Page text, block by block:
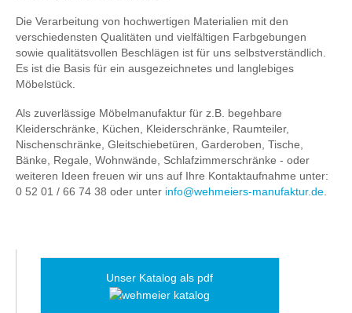
Die Verarbeitung von hochwertigen Materialien mit den
verschiedensten Qualitäten und vielfältigen Farbgebungen
sowie qualitätsvollen Beschlägen ist für uns selbstverständlich.
Es ist die Basis für ein ausgezeichnetes und langlebiges
Möbelstück.
Als zuverlässige Möbelmanufaktur für z.B. begehbare
Kleiderschränke, Küchen, Kleiderschränke, Raumteiler,
Nischenschränke, Gleitschiebetüren, Garderoben, Tische,
Bänke, Regale, Wohnwände, Schlafzimmerschränke - oder
weiteren Ideen freuen wir uns auf Ihre Kontaktaufnahme unter:
0 52 01 / 66 74 38 oder unter info@wehmeiers-manufaktur.de.
Unser Katalog als pdf